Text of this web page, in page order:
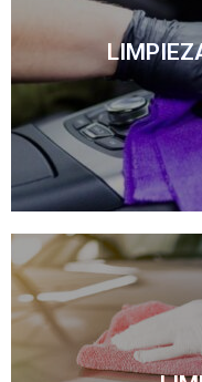
Para acabar con la